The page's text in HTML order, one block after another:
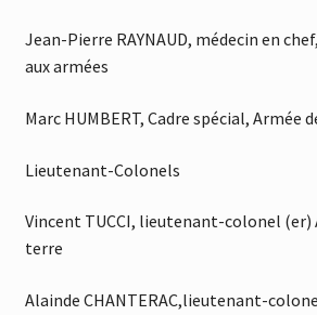
Jean-Pierre RAYNAUD, médecin en
aux armées
Marc HUMBERT, Cadre spécial, Armée
Lieutenant-Colonels
Vincent TUCCI, lieutenant-colonel (er)
terre
Alainde CHANTERAC,lieutenant-